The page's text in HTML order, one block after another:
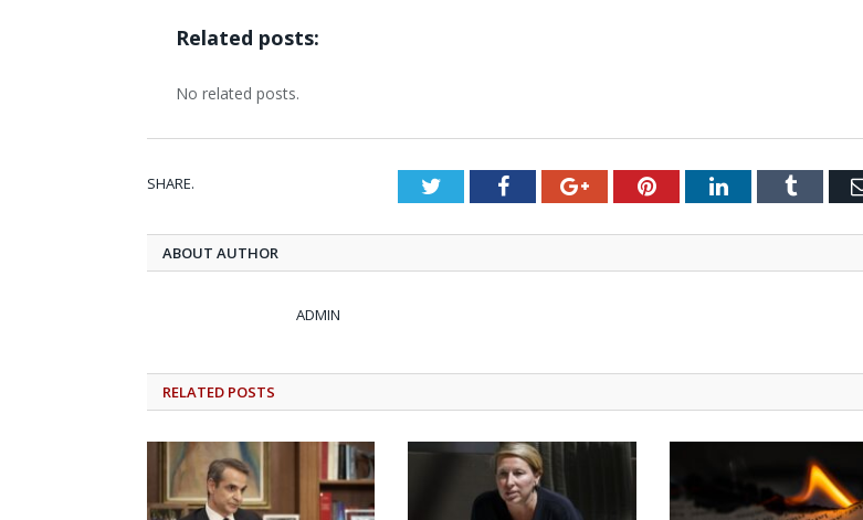
Related posts:
No related posts.
SHARE. TwitterFacebookGoogle+PinterestLinkedInTumblr
ABOUT AUTHOR
ADMIN
RELATED POSTS